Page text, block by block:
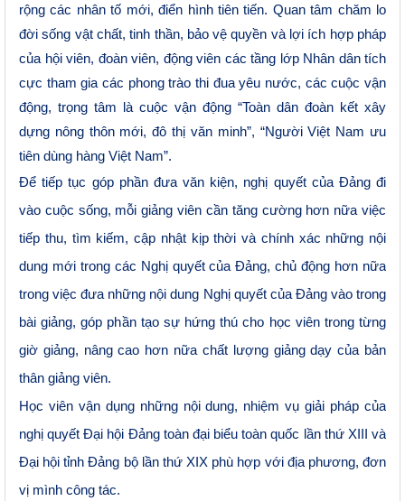
rộng các nhân tố mới, điển hình tiên tiến. Quan tâm chăm lo
đời sống vật chất, tinh thần, bảo vệ quyền và lợi ích hợp pháp
của hội viên, đoàn viên, động viên các tầng lớp Nhân dân tích
cực tham gia các phong trào thi đua yêu nước, các cuộc vận
động, trọng tâm là cuộc vận động “Toàn dân đoàn kết xây
dựng nông thôn mới, đô thị văn minh”, “Người Việt Nam ưu
tiên dùng hàng Việt Nam”.
Để tiếp tục góp phần đưa văn kiện, nghị quyết của Đảng đi
vào cuộc sống, mỗi giảng viên cần tăng cường hơn nữa việc
tiếp thu, tìm kiếm, cập nhật kịp thời và chính xác những nội
dung mới trong các Nghị quyết của Đảng, chủ động hơn nữa
trong việc đưa những nội dung Nghị quyết của Đảng vào trong
bài giảng, góp phần tạo sự hứng thú cho học viên trong từng
giờ giảng, nâng cao hơn nữa chất lượng giảng dạy của bản
thân giảng viên.
Học viên vận dụng những nội dung, nhiệm vụ giải pháp của
nghị quyết Đại hội Đảng toàn đại biểu toàn quốc lần thứ XIII và
Đại hội tỉnh Đảng bộ lần thứ XIX phù hợp với địa phương, đơn
vị mình công tác.